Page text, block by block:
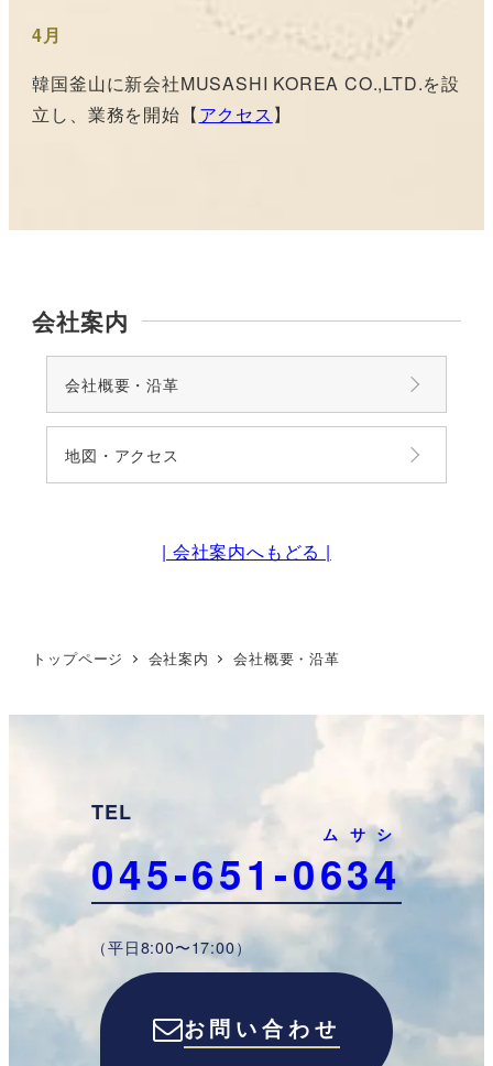
4月
韓国釜山に新会社MUSASHI KOREA CO.,LTD.を設
立し、業務を開始【アクセス 】
会社案内
会社概要・沿革
地図・アクセス
| 会社案内へもどる |
トップページ 会社案内 会社概要・沿革
お問い合わせ
TEL
045-651-0634
ムサシ
（平日8:00〜17:00）